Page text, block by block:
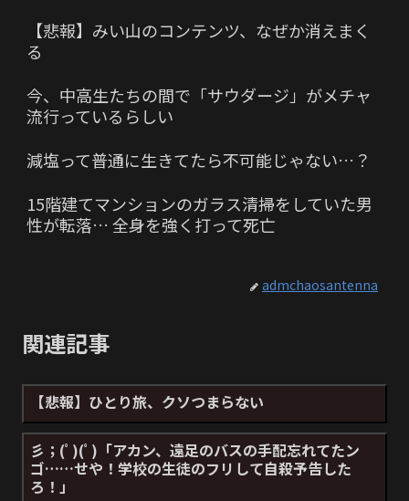
【悲報】みい山のコンテンツ、なぜか消えまく
る
今、中高生たちの間で「サウダージ」がメチャ
流行っているらしい
減塩って普通に生きてたら不可能じゃない…？
15階建てマンションのガラス清掃をしていた男
性が転落… 全身を強く打って死亡
admchaosantenna
関連記事
【悲報】ひとり旅、クソつまらない
彡；(ﾟ)(ﾟ)「アカン、遠足のバスの手配忘れてたン
ゴ……せや！学校の生徒のフリして自殺予告した
ろ！」